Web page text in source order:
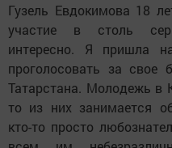
Гузель Евдокимова 18
участие в столь
интересно. Я пришла
проголосовать за свое
Татарстана. Молодежь в
то из них занимается
кто-то просто